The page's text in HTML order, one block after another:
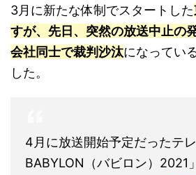
3月に新たな体制でスタートした
すが、先日、突然の放送中止の
会社同士で裁判沙汰になってい
した。
4月に放送開始予定だったテ
BABYLON（バビロン）2021